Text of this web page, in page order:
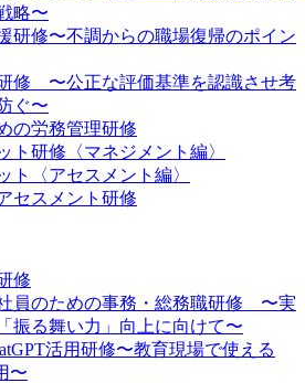
略〜
研修〜不調からの職場復帰のポイン
修 〜公正な評価基準を認識させ考
ぐ〜
の労務管理研修
ト研修〈マネジメント編〉
ト〈アセスメント編〉
セスメント研修
修
員のための事務・総務職研修 〜実
振る舞い力」向上に向けて〜
活用研修〜教育現場で使える
〜